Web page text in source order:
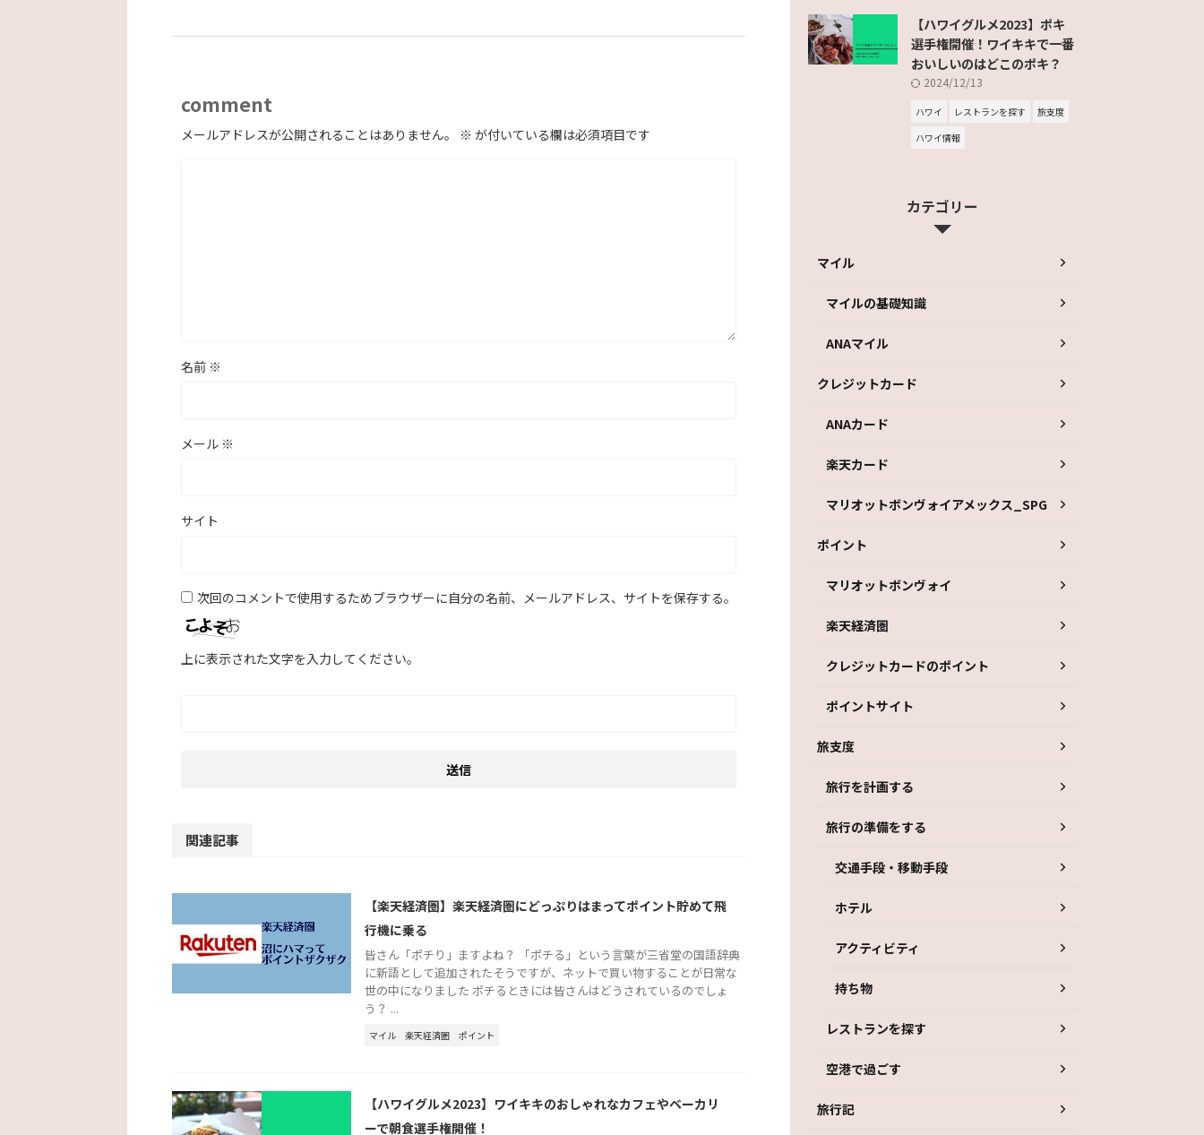
comment
メールアドレスが公開されることはありません。 ※ が付いている欄は必須項目です
名前 ※
メール ※
サイト
次回のコメントで使用するためブラウザーに自分の名前、メールアドレス、サイトを保存する。
上に表示された文字を入力してください。
関連記事
【楽天経済圏】楽天経済圏にどっぷりはまってポイント貯めて飛
行機に乗る
皆さん「ポチり」ますよね？ 「ポチる」という言葉が三省堂の国語辞典
に新語として追加されたそうですが、ネットで買い物することが日常な
世の中になりました ポチるときには皆さんはどうされているのでしょ
う？ ...
マイル 楽天経済圏 ポイント
【ハワイグルメ2023】ワイキキのおしゃれなカフェやベーカリ
ーで朝食選手権開催！
【ハワイグルメ2023】ポキ
選手権開催！ワイキキで一番
おいしいのはどこのポキ？
2024/12/13
ハワイ レストランを探す
旅支度
ハワイ情報
カテゴリー
マイル
マイルの基礎知識
ANAマイル
クレジットカード
ANAカード
楽天カード
マリオットボンヴォイアメックス_SPG
ポイント
マリオットボンヴォイ
楽天経済圏
クレジットカードのポイント
ポイントサイト
旅支度
旅行を計画する
旅行の準備をする
交通手段・移動手段
ホテル
アクティビティ
持ち物
レストランを探す
空港で過ごす
旅行記